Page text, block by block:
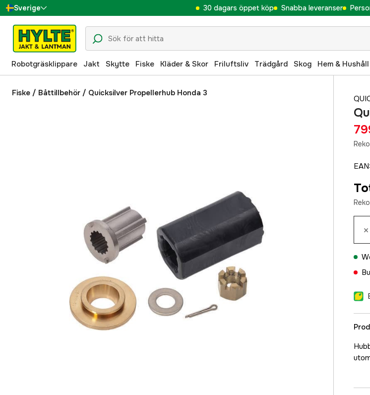
Sverige
Danmark
Suomi
Norge
Deutschland
30 dagars öppet köp Snabba leveranser
Robotgräsklippare Jakt Skytte Fiske Kläder & Skor Friluftsliv Trädgård Skog Hem & Hushåll
Fiske / Båttillbehör / Quicksilver Propellerhub Honda 3
EAN:
×